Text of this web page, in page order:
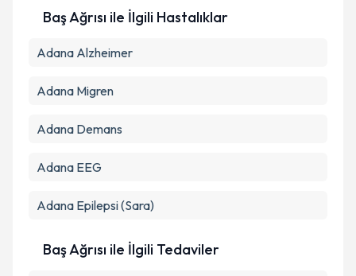
Baş Ağrısı ile İlgili Hastalıklar
Adana Alzheimer
Adana Migren
Adana Demans
Adana EEG
Adana Epilepsi (Sara)
Baş Ağrısı ile İlgili Tedaviler